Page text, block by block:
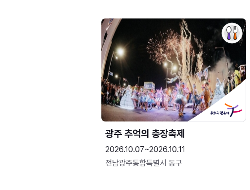
광주 추억의 충장축제
2026.10.07~2026.10.11
전남광주통합특별시 동구